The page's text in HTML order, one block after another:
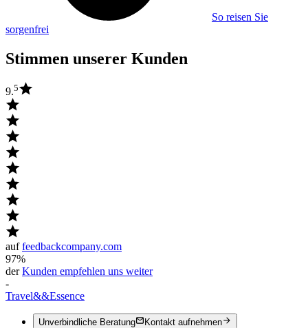
So reisen Sie
sorgenfrei
Stimmen unserer Kunden
9.5
auffeedbackcompany.com
97%
derKunden empfehlen uns weiter
-
Travel&&Essence
Unverbindliche Beratung
Kontakt aufnehmen